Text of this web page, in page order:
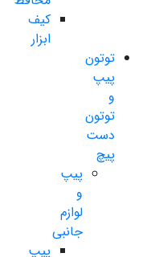
کیف
ابزار
توتون
پیپ
و
توتون
دست
پیچ
پیپ
و
لوازم
جانبی
پیپ